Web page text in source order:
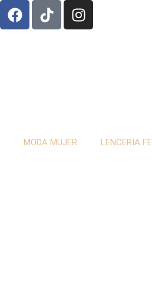
MODA MUJER LENCERIA